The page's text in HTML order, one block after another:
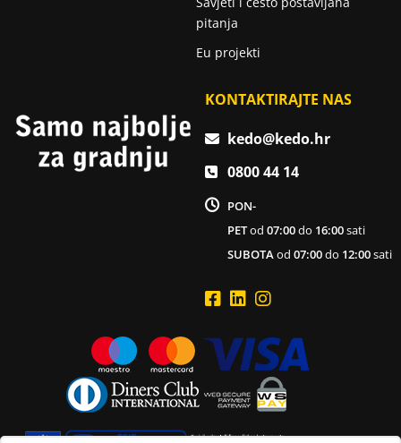
pitanja
Eu projekti
KONTAKTIRAJTE NAS
kedo@kedo.hr
0800 44 14
PON-
PETod07:00do 16:00sati
SUBOTAod07:00do 12:00sati